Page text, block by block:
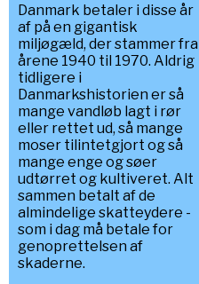
Danmark betaler i disse år
af på en gigantisk
miljøgæld, der stammer fra
årene 1940 til 1970. Aldrig
tidligere i
Danmarkshistorien er så
mange vandløb lagt i rør
eller rettet ud, så mange
moser tilintetgjort og så
mange enge og søer
udtørret og kultiveret. Alt
sammen betalt af de
almindelige skatteydere -
som i dag må betale for
genoprettelsen af
skaderne.